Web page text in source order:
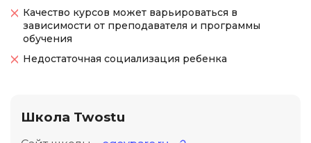
Качество курсов может варьироваться в
зависимости от преподавателя и программы
обучения
Недостаточная социализация ребенка
Школа Twostu